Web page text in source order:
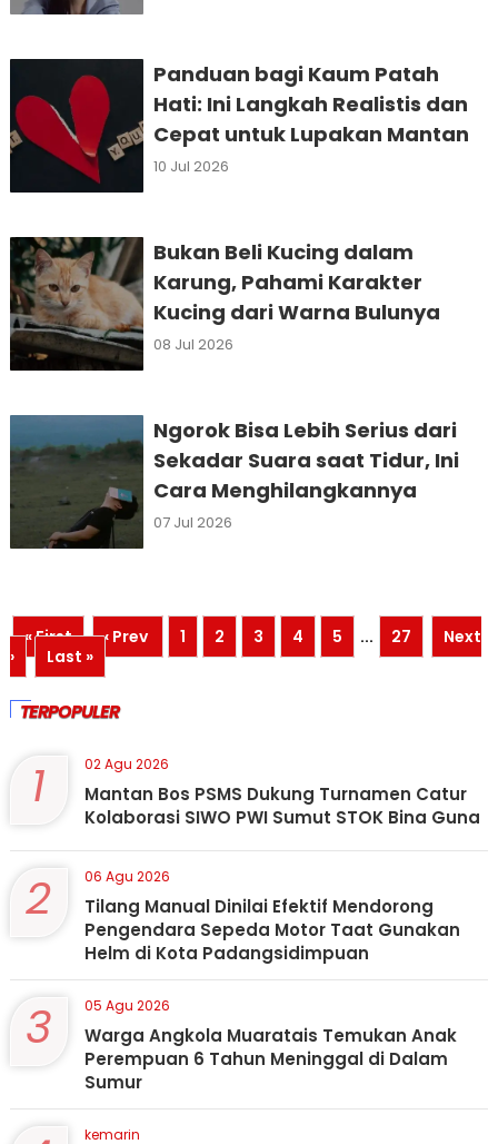
Panduan bagi Kaum Patah
Hati: Ini Langkah Realistis dan
Cepat untuk Lupakan Mantan
10 Jul 2026
Bukan Beli Kucing dalam
Karung, Pahami Karakter
Kucing dari Warna Bulunya
08 Jul 2026
Ngorok Bisa Lebih Serius dari
Sekadar Suara saat Tidur, Ini
Cara Menghilangkannya
07 Jul 2026
« First ‹ Prev 1 2 3 4 5 ... 27
Next
›
Last »
TERPOPULER
1 02 Agu 2026
Mantan Bos PSMS Dukung Turnamen Catur
Kolaborasi SIWO PWI Sumut STOK Bina Guna
2 06 Agu 2026
Tilang Manual Dinilai Efektif Mendorong
Pengendara Sepeda Motor Taat Gunakan
Helm di Kota Padangsidimpuan
3 05 Agu 2026
Warga Angkola Muaratais Temukan Anak
Perempuan 6 Tahun Meninggal di Dalam
Sumur
kemarin